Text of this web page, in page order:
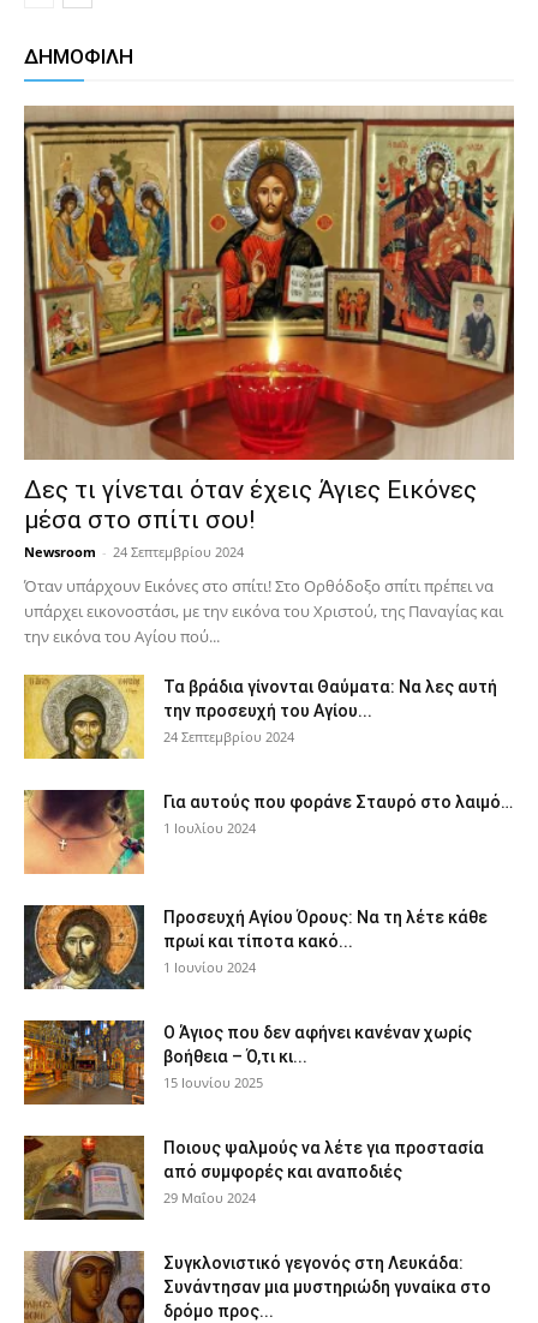
ΔΗΜΟΦΙΛΗ
Δες τι γίνεται όταν έχεις Άγιες Εικόνες
μέσα στο σπίτι σου!
Newsroom - 24 Σεπτεμβρίου 2024
Όταν υπάρχουν Εικόνες στο σπίτι! Στο Ορθόδοξο σπίτι πρέπει να
υπάρχει εικονοστάσι, με την εικόνα του Χριστού, της Παν­αγίας και
την εικόνα του Αγίου πού...
Τα βράδια γίνονται Θαύματα: Να λες αυτή
την προσευχή του Αγίου...
24 Σεπτεμβρίου 2024
Για αυτούς που φοράνε Σταυρό στο λαιμό…
1 Ιουλίου 2024
Προσευχή Αγίου Όρους: Να τη λέτε κάθε
πρωί και τίποτα κακό...
1 Ιουνίου 2024
Ο Άγιος που δεν αφήνει κανέναν χωρίς
βοήθεια – Ό,τι κι...
15 Ιουνίου 2025
Ποιους ψαλμούς να λέτε για προστασία
από συμφορές και αναποδιές
29 Μαΐου 2024
Συγκλονιστικό γεγονός στη Λευκάδα:
Συνάντησαν μια μυστηριώδη γυναίκα στο
δρόμο προς...